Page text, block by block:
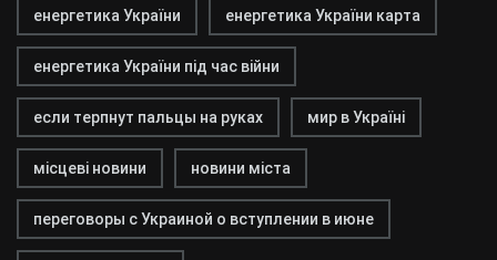
енергетика України енергетика України карта
енергетика України під час війни
если терпнут пальцы на руках мир в Україні
місцеві новини новини міста
переговоры с Украиной о вступлении в июне